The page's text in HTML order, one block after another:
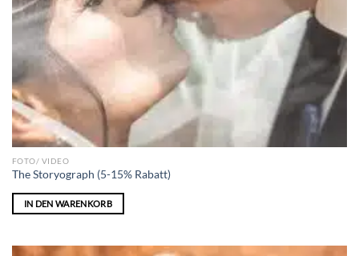
FOTO/ VIDEO
The Storyograph (5-15% Rabatt)
IN DEN WARENKORB